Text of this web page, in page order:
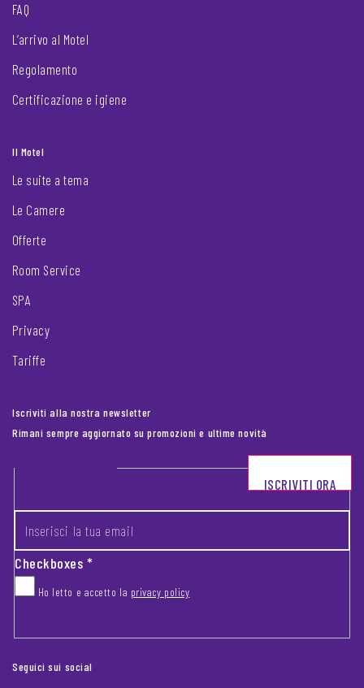
FAQ
L’arrivo al Motel
Regolamento
Certificazione e igiene
Il Motel
Le suite a tema
Le Camere
Offerte
Room Service
SPA
Privacy
Tariffe
Iscriviti alla nostra newsletter
Rimani sempre aggiornato su promozioni e ultime novità
Footer newsletter
Checkboxes*
Ho letto e accetto la privacy policy
ISCRIVITI ORA
Seguici sui social